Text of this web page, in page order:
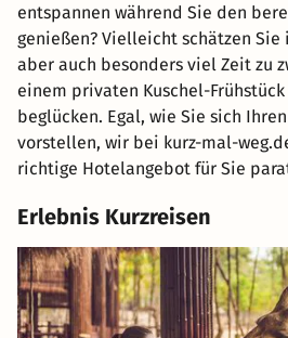
entspannen während Sie den
genießen? Vielleicht schätzen Sie
aber auch besonders viel Zeit zu
einem privaten Kuschel-
beglücken. Egal, wie Sie sich Ihren
vorstellen, wir bei kurz-mal-
richtige Hotelangebot für Sie
Erlebnis Kurzreisen